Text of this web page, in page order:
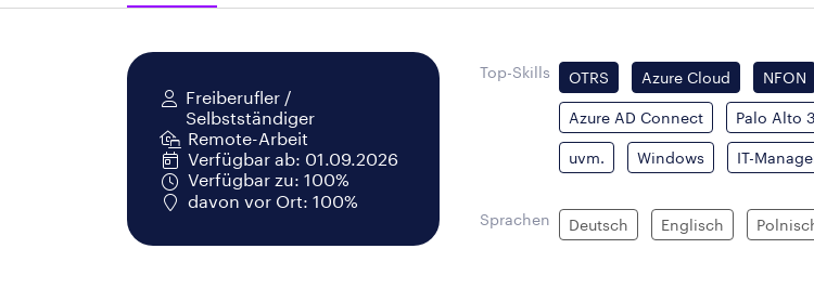
Freiberufler /
Selbstständiger
Remote-Arbeit
Verfügbar ab: 01.09.2026
Verfügbar zu: 100%
davon vor Ort: 100%
Top-Skills OTRS Azure Cloud NFON
Azure AD Connect Palo Alto
uvm. Windows IT-
Sprachen Deutsch Englisch